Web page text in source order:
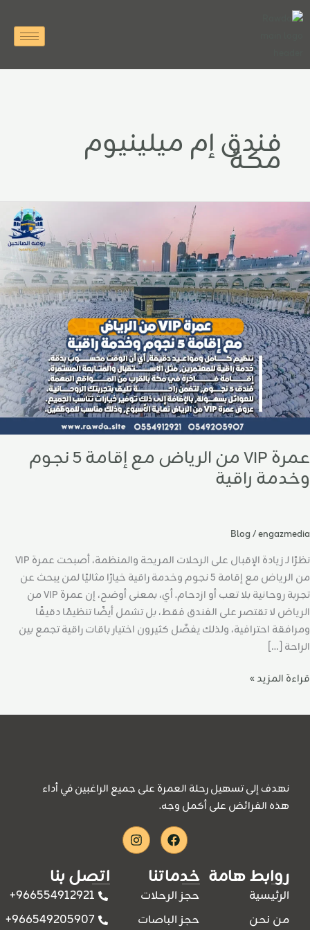
تخطي
إلى
فندق إم ميلينيوم
مكة
عمرة VIP من الرياض مع إقامة 5 نجوم
وخدمة راقية
Blog/engazmedia
نظرًا لـ زيادة الإقبال على الرحلات المريحة والمنظمة، أصبحت عمرة VIP
من الرياض مع إقامة 5 نجوم وخدمة راقية خيارًا مثاليًا لمن يبحث عن
تجربة روحانية بلا تعب أو ازدحام. أي، بمعنى أوضح، إن عمرة VIP من
الرياض لا تقتصر على الفندق فقط، بل تشمل أيضًا تنظيمًا دقيقًا
ومرافقة احترافية، ولذلك يفضّل كثيرون اختيار باقات راقية تجمع بين
الراحة […]
من
الرياض
مع
إقامة
5
نجوم
وخدمة
راقية
قراءة المزيد »
نهدف إلى تسهيل رحلة العمرة على جميع الراغبين في أداء
هذه الفرائض على أكمل وجه.
Facebook
Instagram
روابط هامة
الرئيسية
من نحن
خدماتنا
حجز الرحلات
حجز الباصات
اتصل بنا
966554912921+
966549205907+